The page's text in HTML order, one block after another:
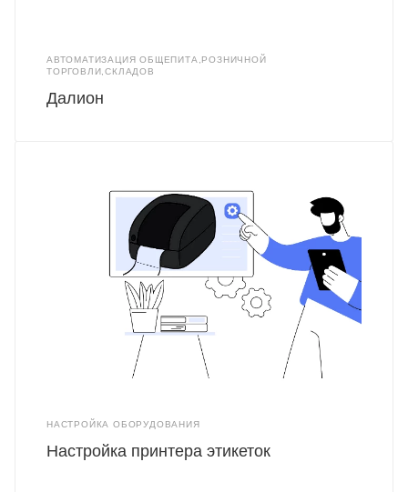
АВТОМАТИЗАЦИЯ ОБЩЕПИТА,РОЗНИЧНОЙ
ТОРГОВЛИ,СКЛАДОВ
Далион
НАСТРОЙКА ОБОРУДОВАНИЯ
Настройка принтера этикеток